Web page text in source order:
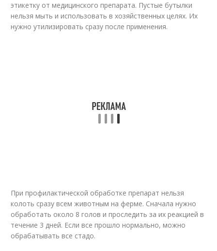
этикетку от медицинского препарата. Пустые бутылки
нельзя мыть и использовать в хозяйственных целях. Их
нужно утилизировать сразу после применения.
При профилактической обработке препарат нельзя
колоть сразу всем животным на ферме. Сначала нужно
обработать около 8 голов и проследить за их реакцией в
течение 3 дней. Если все прошло нормально, можно
обрабатывать все стадо.